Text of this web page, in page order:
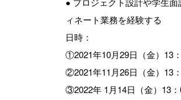
ィネート業務を経験する
日時：
①2021年10月29日（金）13
②2021年11月26日（金）13
③2022年 1月14日（金）13